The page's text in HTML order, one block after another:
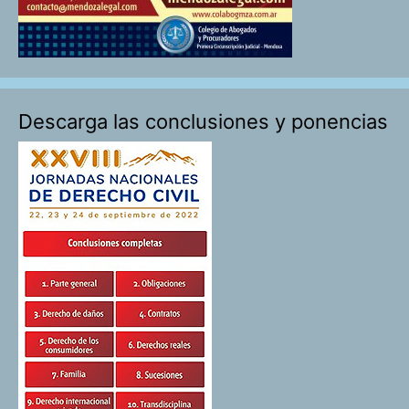
Descarga las conclusiones y ponencias